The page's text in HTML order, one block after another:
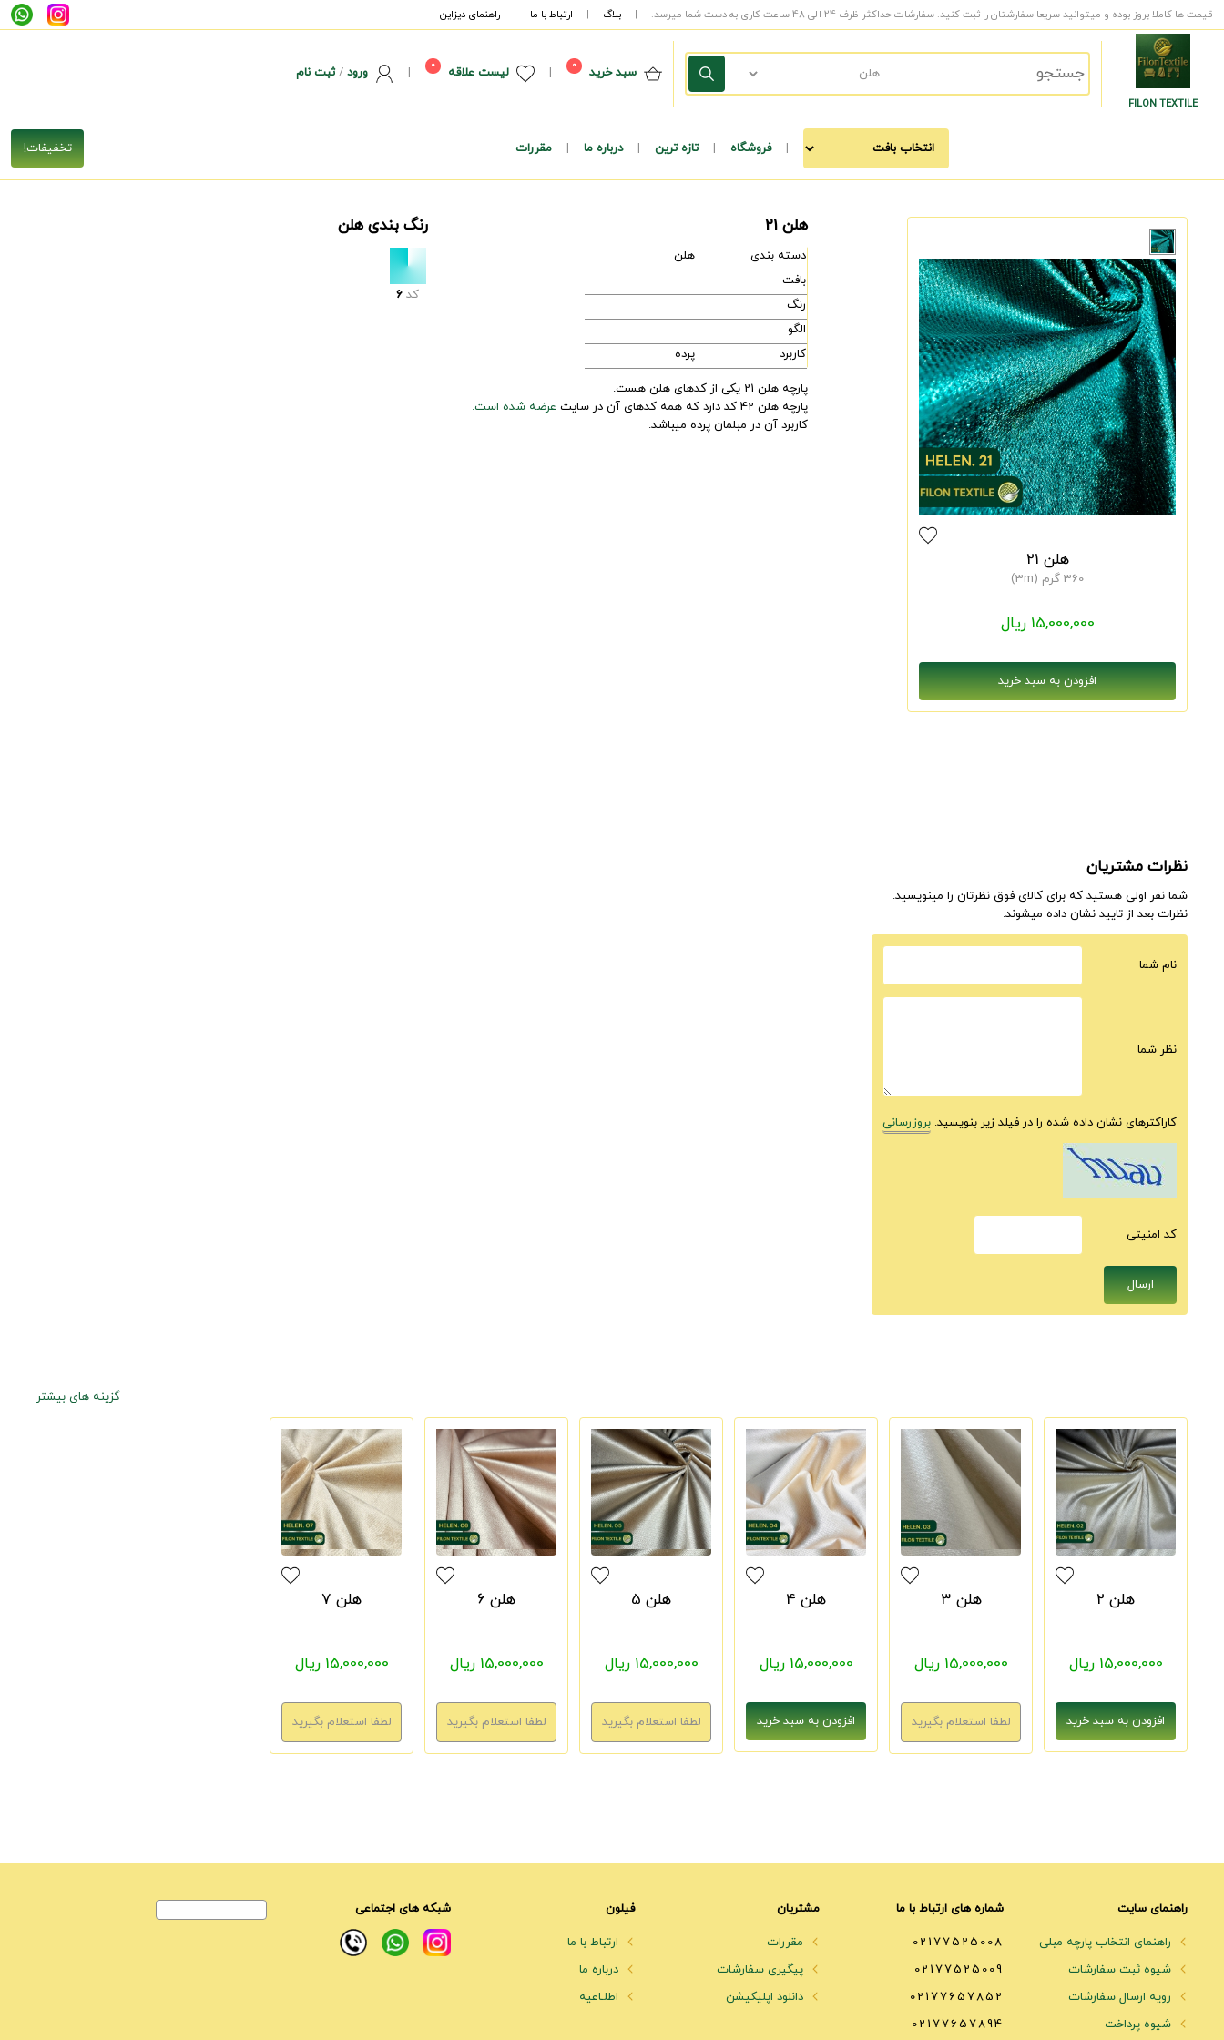
قیمت ها کاملا بروز بوده و میتوانید سریعا سفارشتان را ثبت کنید. سفارشات حداکثر ظرف 24 الی 48 ساعت کاری به دست شما میرسد. | بلاگ | ارتباط با ما | راهنمای دیزاین
FILON TEXTILE
سبد خرید 0
| لیست علاقه 0
| ورود/ثبت نام
| فروشگاه | تازه ترین | درباره ما | مقررات
هلن 21
360 گرم (3m)
15,000,000 ریال
هلن 21
دسته بندی
هلن
بافت
رنگ
الگو
کاربرد
پرده
پارچه هلن 21 یکی از کدهای هلن هست.
پارچه هلن 42 کد دارد که همه کدهای آن در سایت
عرضه شده است.
کاربرد آن در مبلمان پرده میباشد.
رنگ بندی هلن
کد 6
نظرات مشتریان
شما نفر اولی هستید که برای کالای فوق نظرتان را مینویسید.
نظرات بعد از تایید نشان داده میشوند.
نام شما
نظر شما
کاراکترهای نشان داده شده را در فیلد زیر بنویسید. بروزرسانی
كد امنيتى
گزینه های بیشتر
هلن 2
15,000,000 ریال
هلن 3
15,000,000 ریال
هلن 4
15,000,000 ریال
هلن 5
15,000,000 ریال
هلن 6
15,000,000 ریال
هلن 7
15,000,000 ریال
راهنمای سایت
راهنمای انتخاب پارچه مبلی
شیوه ثبت سفارشات
رویه ارسال سفارشات
شیوه پرداخت
شماره های ارتباط با ما
02177525008
02177525009
02177657852
02177657894
مشتریان
مقررات
پیگیری سفارشات
دانلود اپلیکیشن
فیلون
ارتباط با ما
درباره ما
اطلـاعیه
شبکه های اجتماعی